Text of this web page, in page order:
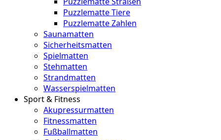
Puzzlematte Tiere
Puzzlematte Zahlen
Saunamatten
Sicherheitsmatten
Spielmatten
Stehmatten
Strandmatten
Wasserspielmatten
Sport & Fitness
Akupressurmatten
Fitnessmatten
Fußballmatten